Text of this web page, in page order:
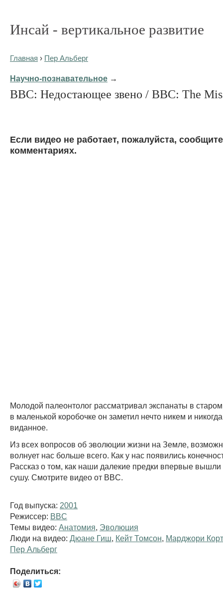
Инсай - вертикальное развитие
Главная › Пер Альберг
Научно-познавательное →
BBC: Недостающее звено / BBC: The
Eсли видео не работает, пожалуйста,
комментариях.
Молодой палеонтолог рассматривал экспанаты в
в маленькой коробочке он заметил нечто никем и
виданное.
Из всех вопросов об эволюции жизни на Земле,
волнует нас больше всего. Как у нас появились
Рассказ о том, как наши далекие предки впервые
сушу. Смотрите видео от BBC.
Год выпуска: 2001
Режиссер: BBC
Темы видео: Анатомия Эволюция
Люди на видео: Дюане Гиш Кейт Томсон Марджори
Пер Альберг
Поделиться: